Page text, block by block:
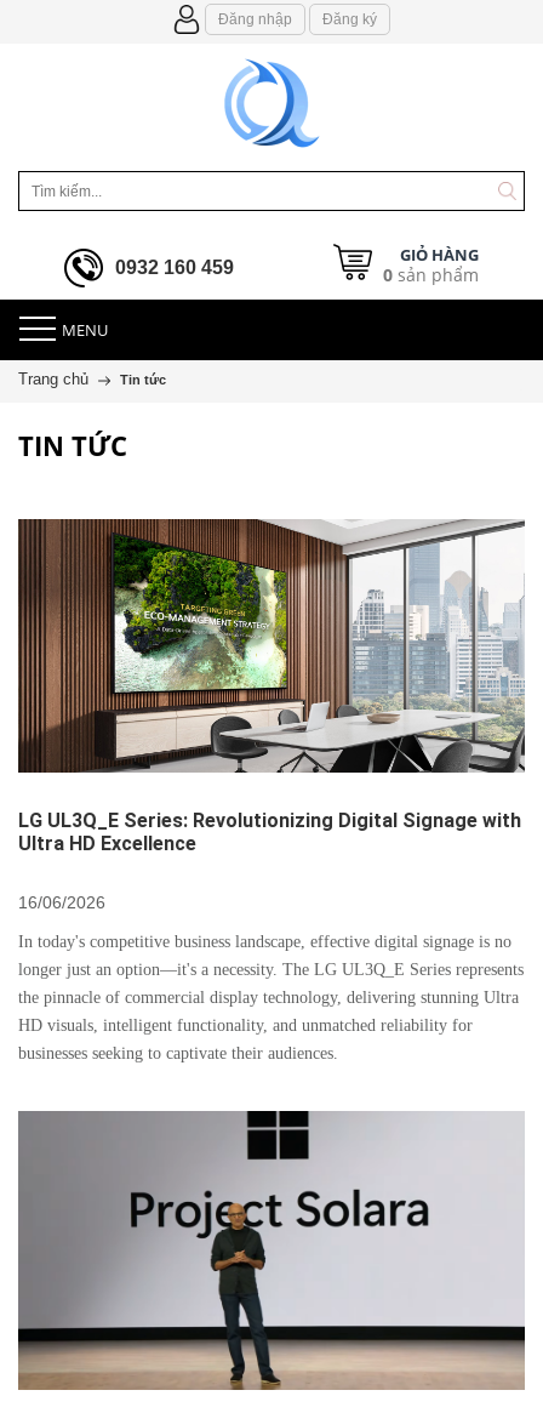
Đăng nhập Đăng ký
0932 160 459
GIỎ HÀNG
0sản phẩm
MENU
Trang chủ Tin tức
TIN TỨC
LG UL3Q_E Series: Revolutionizing Digital Signage with
Ultra HD Excellence
16/06/2026
In today's competitive business landscape, effective digital signage is no
longer just an option—it's a necessity. The LG UL3Q_E Series represents
the pinnacle of commercial display technology, delivering stunning Ultra
HD visuals, intelligent functionality, and unmatched reliability for
businesses seeking to captivate their audiences.